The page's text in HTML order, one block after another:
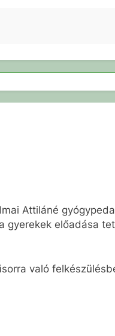
Attiláné
gyerekek előadása
való